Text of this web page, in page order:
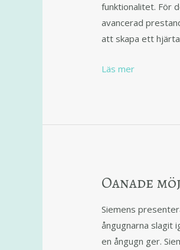
funktionalitet. För
avancerad
att skapa ett
Läs mer
Oanade
Siemens
ångugnarna slagit
en ångugn ger.